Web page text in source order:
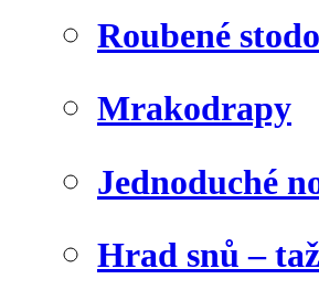
Roubené
Mrakodrapy
Jednoduché
Hrad snů –